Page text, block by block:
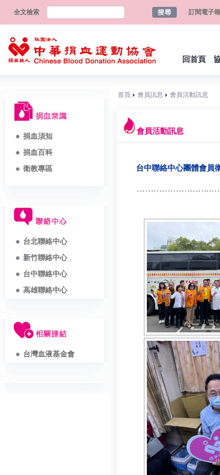
全文檢索 訂閱電子報
回首頁
捐血須知
捐血百科
衛教專區
台北聯絡中心
新竹聯絡中心
台中聯絡中心
高雄聯絡中心
台灣血液基金會
首頁 會員訊息 會員活動訊息
會員活動訊息
台中聯絡中心團體會員